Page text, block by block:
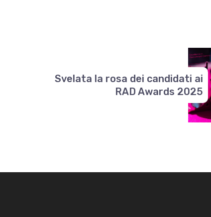
Svelata la rosa dei candidati ai
RAD Awards 2025